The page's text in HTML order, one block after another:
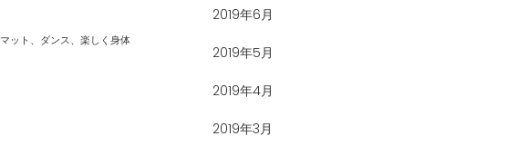
2019年6月
2019年5月
2019年4月
2019年3月